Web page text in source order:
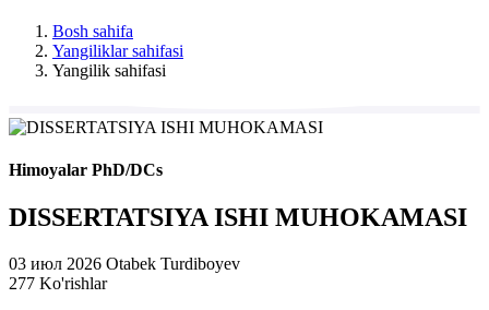
Bosh sahifa
Yangiliklar sahifasi
Yangilik sahifasi
Himoyalar PhD/DCs
DISSERTATSIYA ISHI MUHOKAMASI
03 июл 2026 Otabek Turdiboyev
277 Ko'rishlar